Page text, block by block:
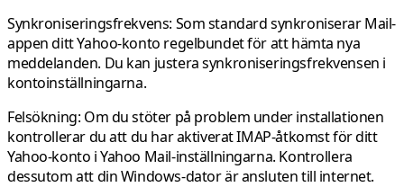
Synkroniseringsfrekvens: Som standard synkroniserar Mail-
appen ditt Yahoo-konto regelbundet för att hämta nya
meddelanden. Du kan justera synkroniseringsfrekvensen i
kontoinställningarna.
Felsökning: Om du stöter på problem under installationen
kontrollerar du att du har aktiverat IMAP-åtkomst för ditt
Yahoo-konto i Yahoo Mail-inställningarna. Kontrollera
dessutom att din Windows-dator är ansluten till internet.